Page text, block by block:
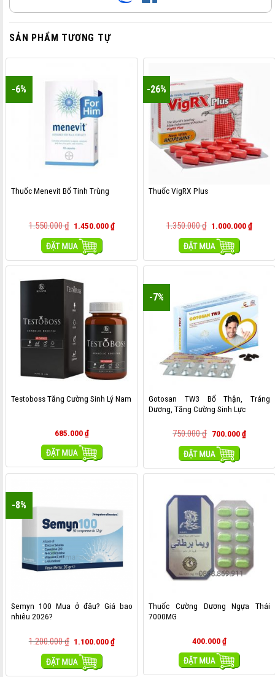
SẢN PHẨM TƯƠNG TỰ
-6%
Thuốc Menevit Bổ Tinh Trùng
1.550.000₫ 1.450.000₫
MUA HÀNG
-26%
Thuốc VigRX Plus
1.350.000₫ 1.000.000₫
MUA HÀNG
Testoboss Tăng Cường Sinh Lý Nam
685.000₫
MUA HÀNG
-7%
Gotosan TW3 Bổ Thận, Tráng
Dương, Tăng Cường Sinh Lực
750.000₫ 700.000₫
MUA HÀNG
-8%
Semyn 100 Mua ở đâu? Giá bao
nhiêu 2026?
1.200.000₫ 1.100.000₫
MUA HÀNG
Thuốc Cường Dương Ngựa Thái
7000MG
400.000₫
MUA HÀNG